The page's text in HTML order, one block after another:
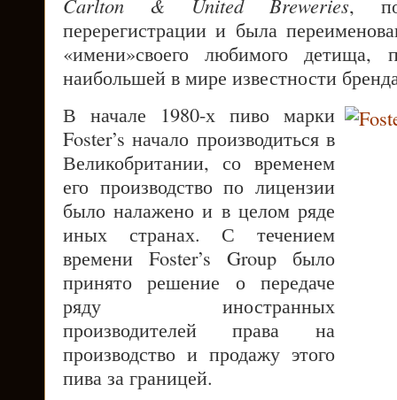
Carlton & United Breweries,
перерегистрации и была
«имени»своего любимого детища,
наибольшей в мире известности
В начале 1980-х пиво марки
Foster’s начало производиться в
Великобритании, со временем
его производство по лицензии
было налажено и в целом ряде
иных странах. С течением
времени Foster’s Group было
принято решение о передаче
ряду иностранных
производителей права на
производство и продажу этого
пива за границей.